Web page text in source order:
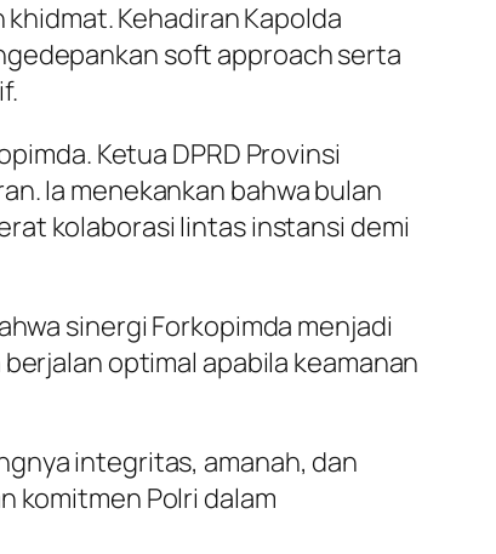
Kehadiran Kapolda
soft approach serta
Ketua DPRD Provinsi
Ia menekankan bahwa bulan
kolaborasi lintas instansi demi
sinergi Forkopimda menjadi
optimal apabila keamanan
integritas, amanah, dan
komitmen Polri dalam